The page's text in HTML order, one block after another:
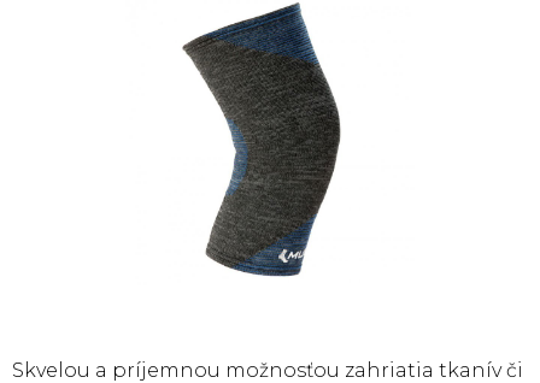
Skvelou a príjemnou možnosťou zahriatia tkanív či